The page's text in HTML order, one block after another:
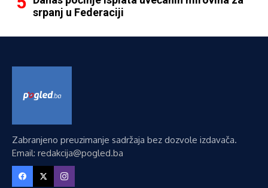
srpanj u Federaciji
Zabranjeno preuzimanje sadržaja bez dozvole izdavača.
Email: redakcija@pogled.ba